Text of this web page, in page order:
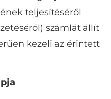
teljesítéséről
számlát állít
kezeli az érintett